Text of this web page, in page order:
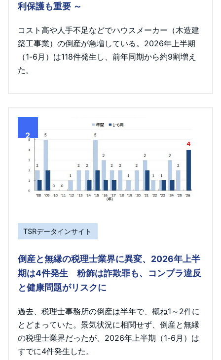
利保護も重要 ～
コスト高や人手不足などでハウスメーカー（木造建
築工事業）の倒産が急増している。2026年上半期
（1-6月）は118件発生し、前年同期から約9割増え
た。
2
TSRデータインサイト
倒産と無縁の税理士業界に異変、2026年上半
期は4件発生 粉飾は詐欺罪も、コンプラ違反
と健康問題がリスクに
過去、税理士事務所の倒産は半年で、概ね1～2件に
とどまっていた。景気状況に相関せず、倒産と無縁
の税理士業界だったが、2026年上半期（1-6月）は
すでに4件発生した。